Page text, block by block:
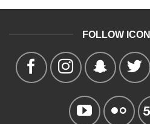
FOLLOW